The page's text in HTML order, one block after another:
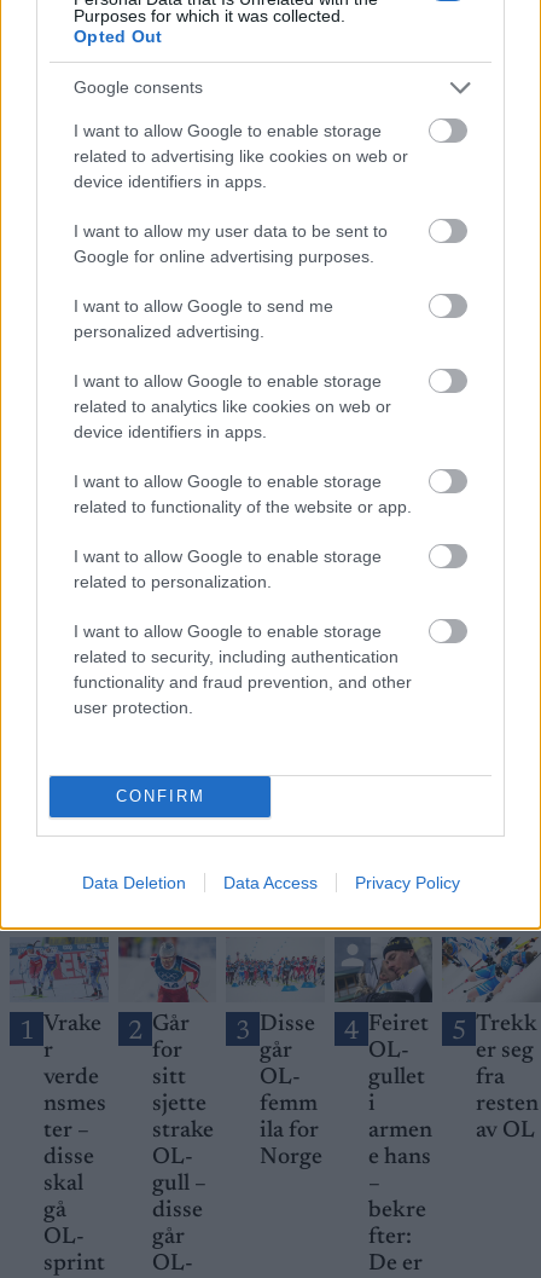
Purposes for which it was collected.
Opted Out
Google consents
I want to allow Google to enable storage
related to advertising like cookies on web or
device identifiers in apps.
I want to allow my user data to be sent to
Google for online advertising purposes.
I want to allow Google to send me
personalized advertising.
I want to allow Google to enable storage
related to analytics like cookies on web or
device identifiers in apps.
I want to allow Google to enable storage
related to functionality of the website or app.
I want to allow Google to enable storage
related to personalization.
I want to allow Google to enable storage
related to security, including authentication
functionality and fraud prevention, and other
user protection.
CONFIRM
Data Deletion Data Access Privacy Policy
klaget. Resultatet blir stående. Det var stress og jag
og mas og så svarer man på spørsmål. Vi sjekket
regelboka en time etterpå og da var det feil svar.
Jeg har drevet med dette i 25 år og gjør stadig vekk
små feil, sier Broks Pettersen tilVG.
femmila uavhengig av påført glider hos
vinneren?
– Nei, det er jeg ikke sikker på. Men det vil jeg ikke
gjette på. Hvilken effekt hadde glideren? Der og
blir feil. Vi har en resultatliste.
Therese Johaug med sviende stikk mot
landslaget: – Damelaget må ta grep
Meld deg på vårt nyhetsbrev
1 Vrake
r
verde
nsmes
ter –
disse
skal
gå
OL-
sprint
2 Går
for
sitt
sjette
strake
OL-
gull –
disse
går
OL-
3 Disse
går
OL-
femm
ila for
Norge
4 Feiret
OL-
gullet
i
armen
e hans
–
bekre
fter:
De er
5 Trekk
er seg
fra
resten
av OL